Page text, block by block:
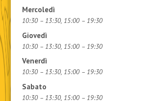
Mercoledì
10:30 – 13:30, 15:00 – 19:30
Giovedì
10:30 – 13:30, 15:00 – 19:30
Venerdì
10:30 – 13:30, 15:00 – 19:30
Sabato
10:30 – 13:30, 15:00 – 19:30